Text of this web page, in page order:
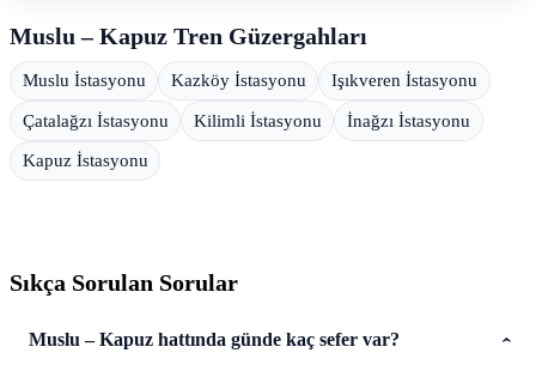
Muslu – Kapuz Tren Güzergahları
Muslu İstasyonu Kazköy İstasyonu Işıkveren İstasyonu
Çatalağzı İstasyonu Kilimli İstasyonu İnağzı İstasyonu
Kapuz İstasyonu
Sıkça Sorulan Sorular
Muslu – Kapuz hattında günde kaç sefer var?